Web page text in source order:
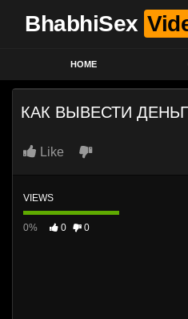
BhabhiSex
HOME
КАК ВЫВЕСТИ
Like
VIEWS
0% 0 0